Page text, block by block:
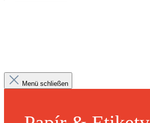
Menü schließen